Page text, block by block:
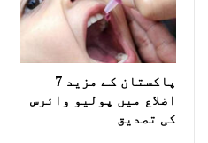
پاکستان کے مزید 7
اضلاع میں پولیو وائرس
کی تصدیق